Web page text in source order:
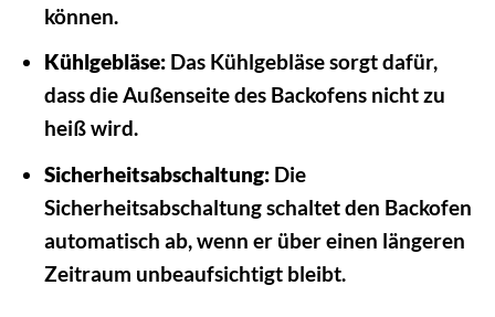
können.
Kühlgebläse:Das Kühlgebläse sorgt dafür,
dass die Außenseite des Backofens nicht zu
heiß wird.
Sicherheitsabschaltung:Die
Sicherheitsabschaltung schaltet den Backofen
automatisch ab, wenn er über einen längeren
Zeitraum unbeaufsichtigt bleibt.